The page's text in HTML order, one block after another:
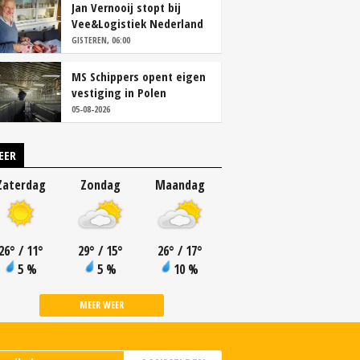
Jan Vernooij stopt bij
Vee&Logistiek Nederland
GISTEREN, 06:00
MS Schippers opent eigen
vestiging in Polen
05-08-2026
° / 11°
5 %
Zondag
29° / 15°
5 %
Maandag
26° / 17°
10 %
MEER WEER